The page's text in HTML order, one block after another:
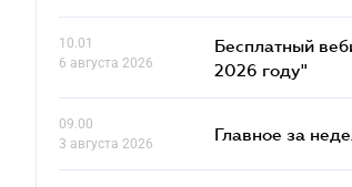
10.01
6 августа 2026
Бесплатный
2026 году"
09.00
3 августа 2026
Главное за